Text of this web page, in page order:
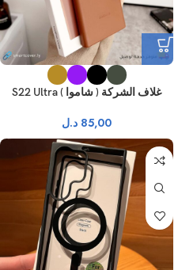
غلاف الشركة ( شاموا ) S22 Ultra
85,00 د.ل